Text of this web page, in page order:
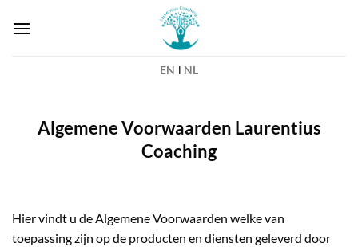
naar
EN l NL
Algemene Voorwaarden Laurentius
Coaching
Hier vindt u de Algemene Voorwaarden welke van
toepassing zijn op de producten en diensten geleverd door